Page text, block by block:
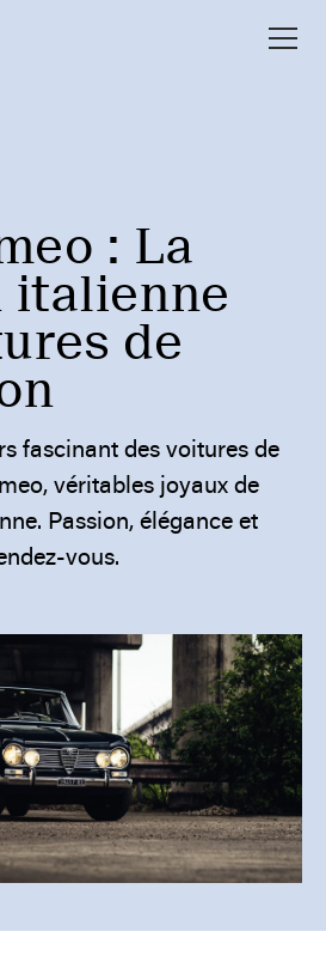
: La
italienne
de
fascinant des voitures de
véritables joyaux de
Passion, élégance et
vous.